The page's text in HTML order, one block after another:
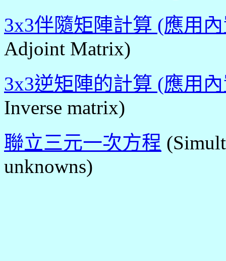
3x3伴隨矩陣計算 (應用
Adjoint Matrix)
3x3逆矩陣的計算 (應用
Inverse matrix)
聯立三元一次方程
unknowns)